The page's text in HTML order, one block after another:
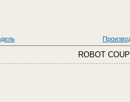
ROBOT